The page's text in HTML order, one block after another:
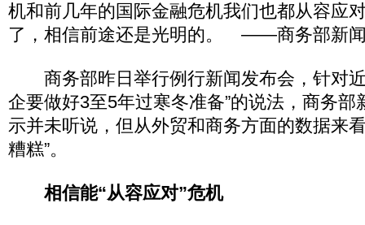
机和前几年的国际金融危机我们也都从容应
了，相信前途还是光明的。 ——商务部新
商务部昨日举行例行新闻发布会，针对近
企要做好3至5年过寒冬准备”的说法，商务部
示并未听说，但从外贸和商务方面的数据来
糟糕”。
相信能“从容应对”危机